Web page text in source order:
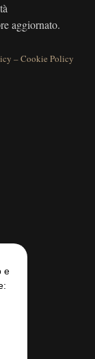
aggiornato.
–Cookie Policy
e